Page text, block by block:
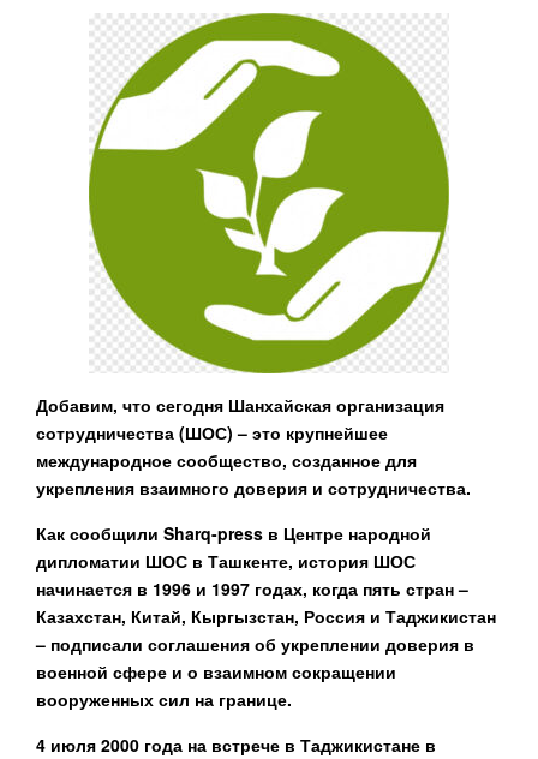
Добавим, что сегодня Шанхайская организация
сотрудничества (ШОС) – это крупнейшее
международное сообщество, созданное для
укрепления взаимного доверия и сотрудничества.
Как сообщили Sharq-press в Центре народной
дипломатии ШОС в Ташкенте, история ШОС
начинается в 1996 и 1997 годах, когда пять стран –
Казахстан, Китай, Кыргызстан, Россия и Таджикистан
– подписали соглашения об укреплении доверия в
военной сфере и о взаимном сокращении
вооруженных сил на границе.
4 июля 2000 года на встрече в Таджикистане в